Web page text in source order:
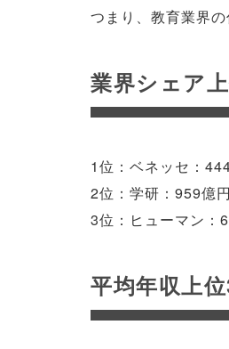
つまり、教育業界
業界シェア
1位：ベネッセ：
2位：学研：959億円
3位：ヒューマン：
平均年収上